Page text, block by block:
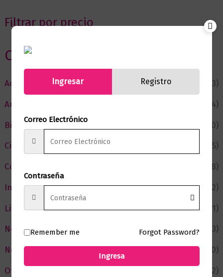
Filtrar por precio
Categorias
Actualidad
(53)
Autor del Mes
(4)
Bienestar
(230)
Ciencia y Conocimiento
(75)
Cómic y Fantasía
(88)
Infantil y Juvenil
(212)
Literatura
(371)
Negocios
(43)
Novedades
(110)
Ofertas
(12)
Ingresar Registro
Correo Electrónico
Contraseña
Remember me Forgot Password?
Ingresa